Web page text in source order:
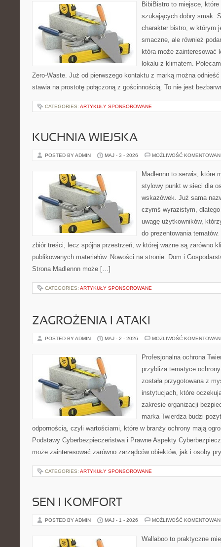
BibiBistro to miejsce,
szukających dobry smak.
charakter bistro, w którym
smaczne, ale również
która może zainteresować
lokalu z klimatem.
Zero-Waste. Już od pierwszego kontaktu z marką można
stawia na prostotę połączoną z gościnnością. To nie jest
CATEGORIES: ARTYKUŁY SPONSOROWANE
KUCHNIA WIEJSKA
POSTED BY ADMIN MAJ - 3 - 2026 MOŻLIWOŚĆ
Madlennn to serwis, które
stylowy punkt w sieci dla
wskazówek. Już sama
czymś wyrazistym,
uwagę użytkowników,
do prezentowania
zbiór treści, lecz spójna przestrzeń, w której ważne są zarówno
publikowanych materiałów. Nowości na stronie: Dom i
Strona Madlennn może […]
CATEGORIES: ARTYKUŁY SPONSOROWANE
ZAGROŻENIA I ATAKI
POSTED BY ADMIN MAJ - 2 - 2026 MOŻLIWOŚĆ
Profesjonalna ochrona
przybliża tematyce
została przygotowana z
instytucjach, które
zakresie organizacji
marka Twierdza budzi
odpornością, czyli wartościami, które w branży ochrony mają
Podstawy Cyberbezpieczeństwa i Prawne Aspekty
może zainteresować zarówno zarządców obiektów, jak i osoby
CATEGORIES: ARTYKUŁY SPONSOROWANE
SEN I KOMFORT
POSTED BY ADMIN MAJ - 1 - 2026 MOŻLIWOŚĆ
Wallaboo to praktyczne